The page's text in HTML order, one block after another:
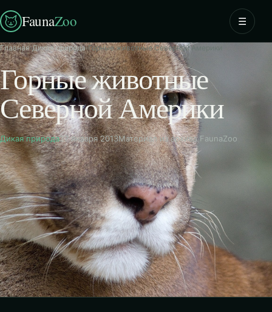
FaunaZoo ☰
Главная›Дикая природа›Горные животные Северной Америки
Горные животные
Северной Америки
Дикая природа27 января 2013Материал из архива FaunaZoo